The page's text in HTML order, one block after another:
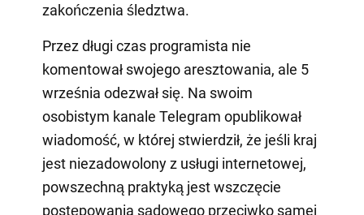
zakończenia śledztwa.
Przez długi czas programista nie
komentował swojego aresztowania, ale 5
września odezwał się. Na swoim
osobistym kanale Telegram opublikował
wiadomość, w której stwierdził, że jeśli kraj
jest niezadowolony z usługi internetowej,
powszechną praktyką jest wszczęcie
postępowania sądowego przeciwko samej